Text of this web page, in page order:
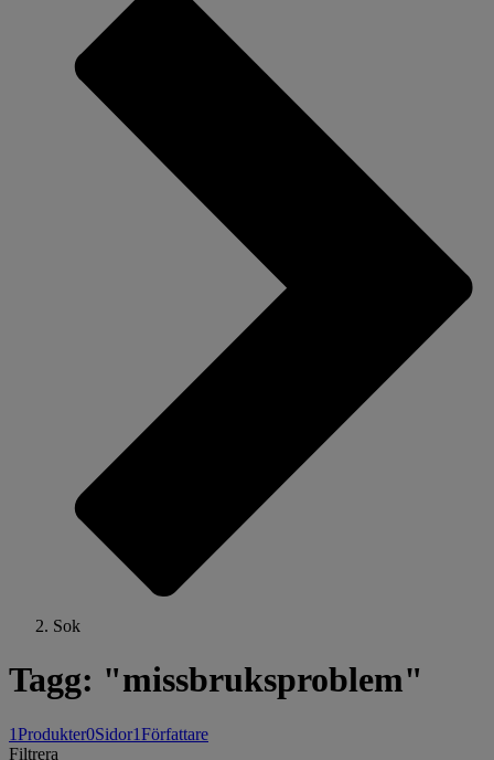
Sok
Tagg: "missbruksproblem"
1Produkter0Sidor1Författare
Filtrera